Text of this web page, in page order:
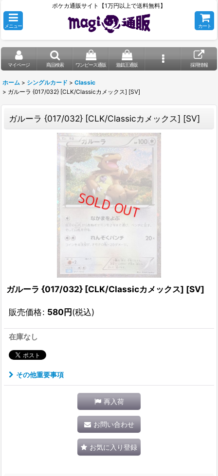
ポケカ通販サイト【1万円以上で送料無料】
メニュー カート
マイページ 商品検索 ワンピース通販 遊戯王通販 採用情報
ホーム > シングルカード > Classic
> ガルーラ {017/032} [CLK/Classicカメックス] [SV]
ガルーラ {017/032} [CLK/Classicカメックス] [SV]
ガルーラ {017/032} [CLK/Classicカメックス] [SV]
販売価格: 580円(税込)
在庫なし
その他重要事項
再入荷
お問い合わせ
お気に入り登録